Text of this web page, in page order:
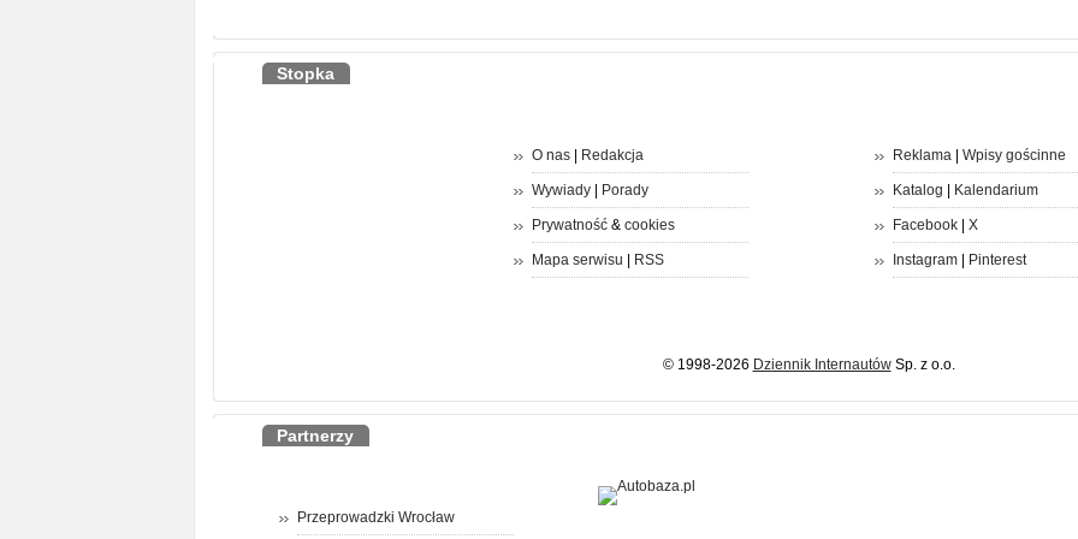
Stopka
O nas| Redakcja
Wywiady| Porady
Prywatność& cookies
Mapa serwisu RSS
Reklama| Wpisy gościnne
Katalog Kalendarium
Facebook| X
Instagram| Pinterest
© 1998-2026 Dziennik InternautówSp. z o.o.
Partnerzy
Przeprowadzki Wrocław